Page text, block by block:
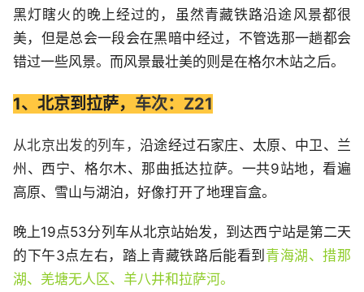
黑灯瞎火的晚上经过的，虽然青藏铁路沿途风景都很
美，但是总会一段会在黑暗中经过，不管选那一趟都会
错过一些风景。而风景最壮美的则是在格尔木站之后。
1、北京到拉萨， 车次：Z21
从北京出发的列车，沿途经过石家庄、太原、中卫、兰
州、西宁、格尔木、那曲抵达拉萨。一共9站地，看遍
高原、雪山与湖泊，好像打开了地理盲盒。
晚上19点53分列车从北京站始发，到达西宁站是第二天
的下午3点左右，踏上青藏铁路后能看到 青海湖、措那
湖、羌塘无人区、羊八井和拉萨河。